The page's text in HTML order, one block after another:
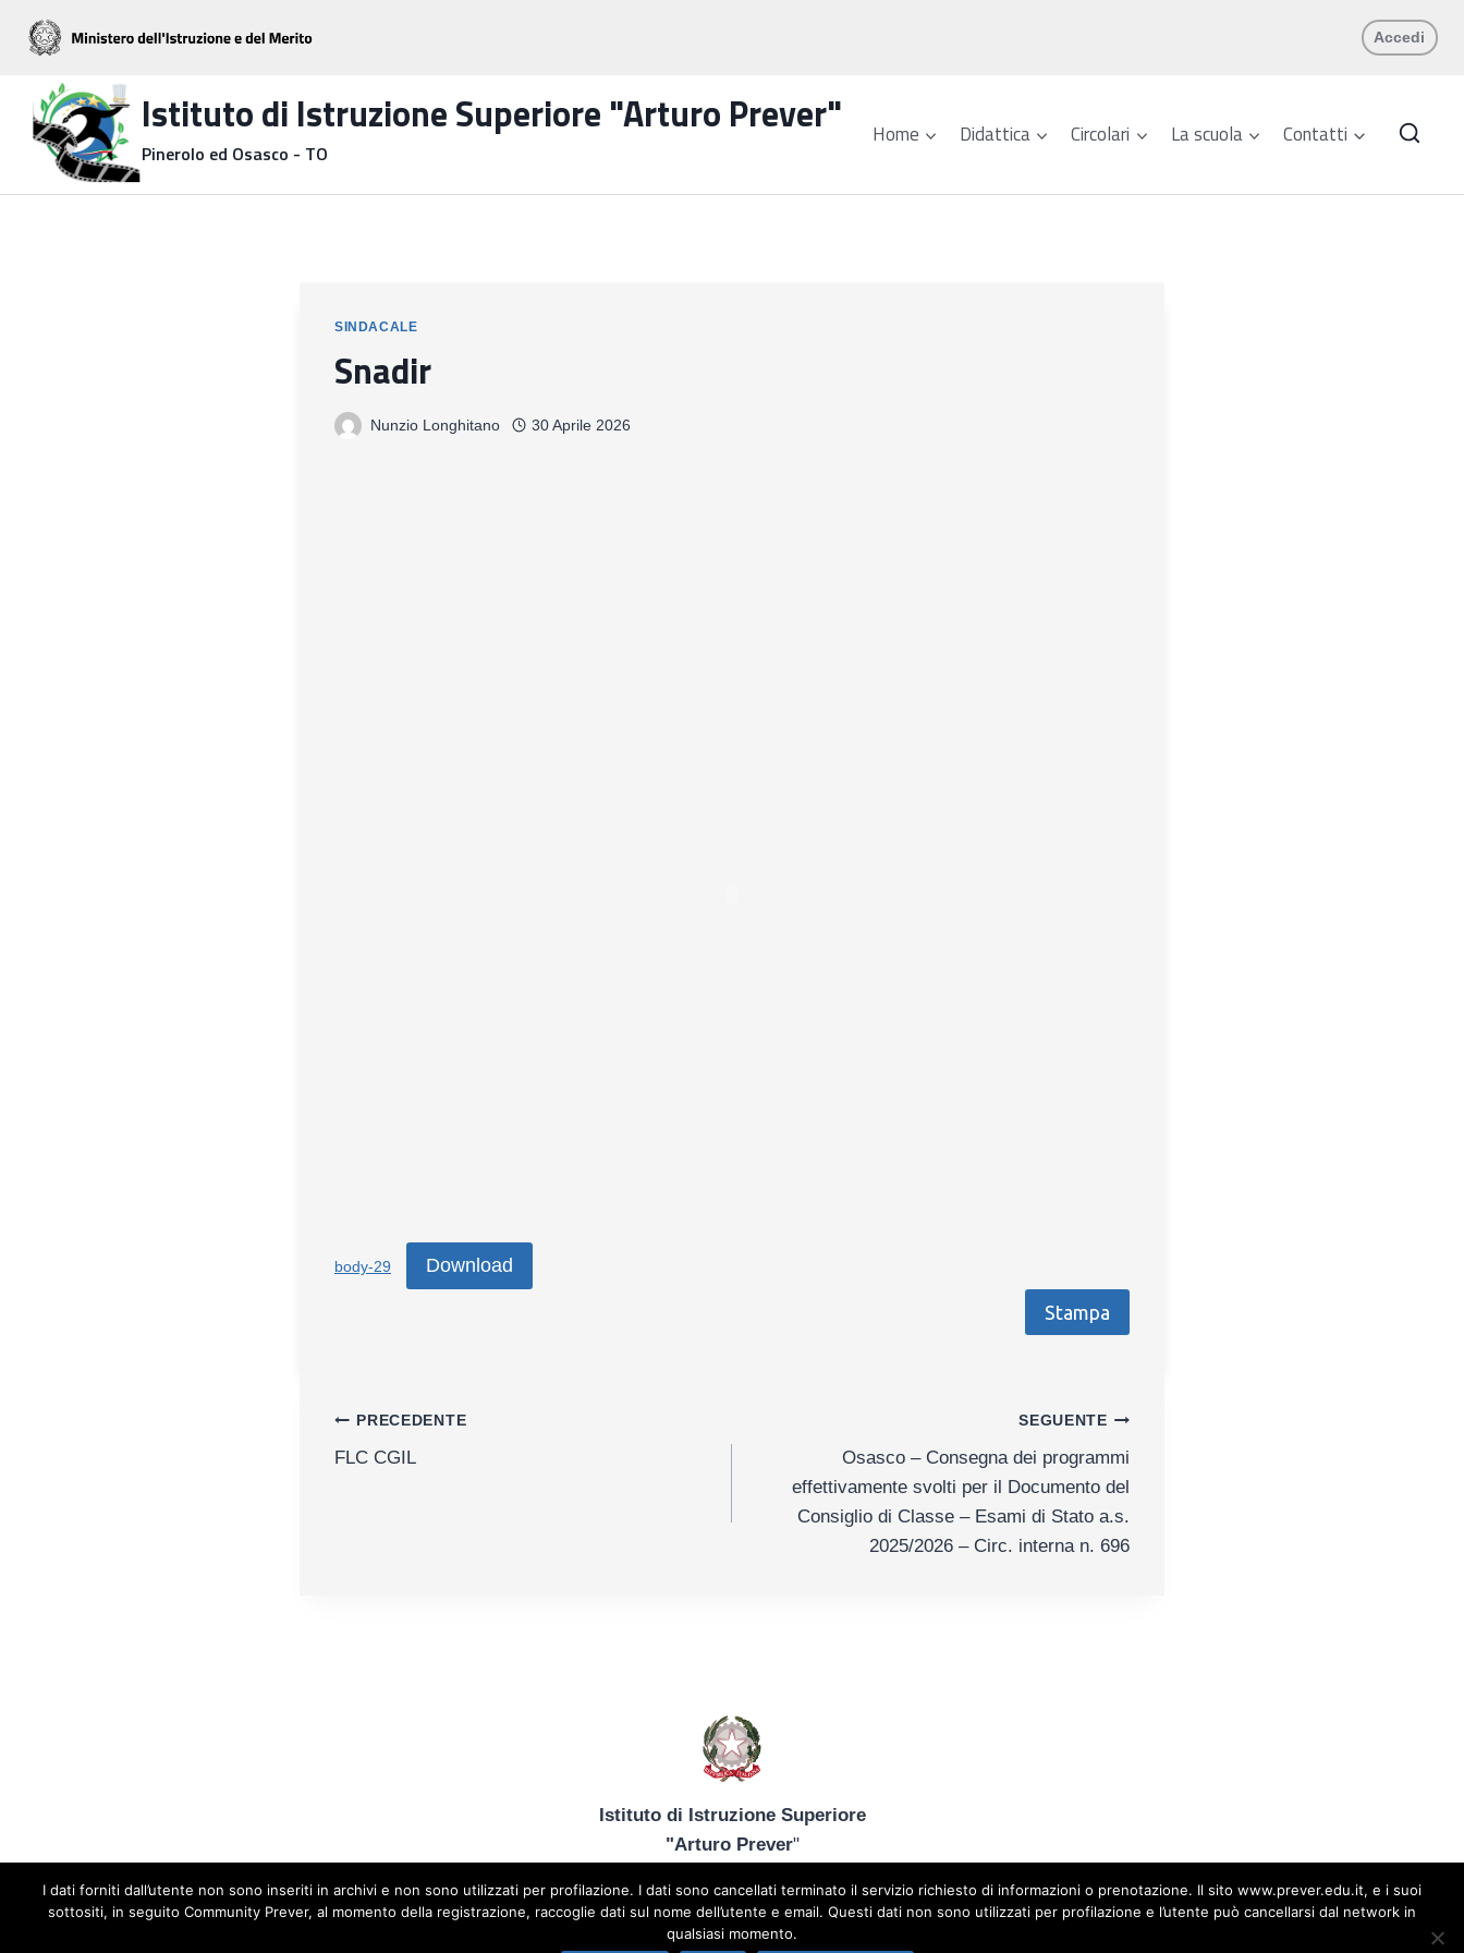
Accedi
Istituto di Istruzione Superiore "Arturo Prever"
Pinerolo ed Osasco - TO
Home Didattica Circolari La scuola Contatti
SINDACALE
Snadir
Nunzio Longhitano 30 Aprile 2026
body-29 Download
Stampa
Navigazione
articoli
PRECEDENTE
FLC CGIL
SEGUENTE
Osasco – Consegna dei programmi
effettivamente svolti per il Documento del
Consiglio di Classe – Esami di Stato a.s.
2025/2026 – Circ. interna n. 696
Istituto di Istruzione Superiore
"Arturo Prever"
tel. +39 012172402 – tois044009@istruzione.it – prever@prever.edu.it
Sede Principale: Via C. Merlo, 2 – 10064 Pinerolo (TO) + 39 0121 72402 | Sede Agrario: Viale Europa, 26 – 10060 Osasco (TO) +39 0121 541010 |
I dati forniti dall’utente non sono inseriti in archivi e non sono utilizzati per profilazione. I dati sono cancellati terminato il servizio richiesto di informazioni o prenotazione. Il sito www.prever.edu.it, e i suoi
sottositi, in seguito Community Prever, al momento della registrazione, raccoglie dati sul nome dell’utente e email. Questi dati non sono utilizzati per profilazione e l’utente può cancellarsi dal network in
qualsiasi momento.